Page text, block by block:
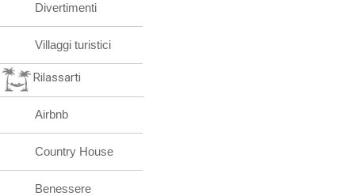
Divertimenti
Villaggi turistici
Rilassarti
Airbnb
Country House
Benessere